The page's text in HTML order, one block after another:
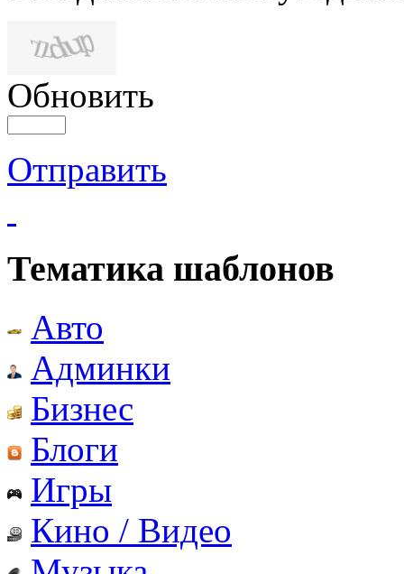
Обновить
Отправить
Тематика шаблонов
Авто
Админки
Бизнес
Блоги
Игры
Кино / Видео